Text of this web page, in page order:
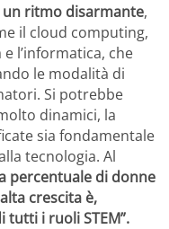
un ritmo disarmante,
il cloud computing,
l’informatica, che
le modalità di
Si potrebbe
dinamici, la
sia fondamentale
tecnologia. Al
percentuale di donne
crescita è,
i ruoli STEM”.